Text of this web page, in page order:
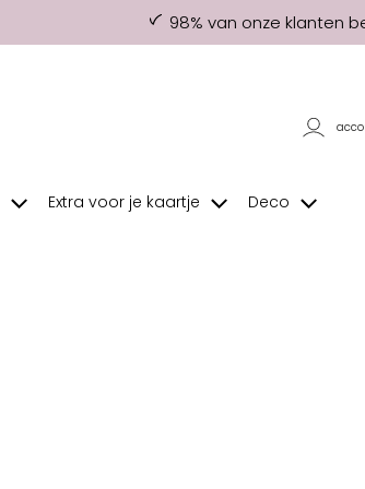
98% van onze klanten
Extra voor je kaartje Deco